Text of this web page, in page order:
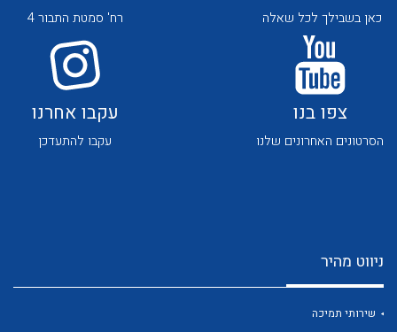
לכל מוצרי היצרן
לכל מוצרי היצרן
כאן בשבילך לכל שאלה רח' סמטת התבור 4
צפו בנו
הסרטונים האחרונים שלנו
עקבו אחרנו
עקבו להתעדכן
ניווט מהיר
שירותי תמיכה